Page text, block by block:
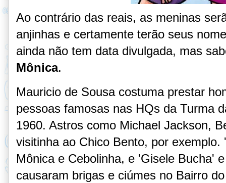
Ao contrário das reais, as meninas
anjinhas e certamente terão seus
ainda não tem data divulgada, mas
Mônica.
Mauricio de Sousa costuma prestar
pessoas famosas nas HQs da Turma
1960. Astros como Michael Jackson,
visitinha ao Chico Bento, por
Mônica e Cebolinha, e 'Gisele Bucha'
causaram brigas e ciúmes no Bairro